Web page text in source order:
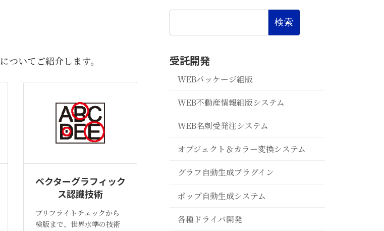
ついてご紹介します。
ベクターグラフィック
ス認識技術
プリフライトチェックから
検版まで、世界水準の技術
受託開発
WEBパッケージ組版
WEB不動産情報組版システム
WEB名刺受発注システム
オブジェクト＆カラー変換システム
グラフ自動生成プラグイン
ポップ自動生成システム
各種ドライバ開発